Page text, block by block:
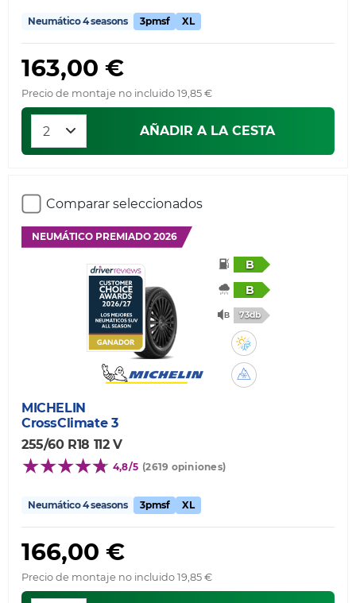
Neumático 4 seasons 3pmsf XL
163,00 €
Precio de montaje no incluido 19,85 €
AÑADIR A LA CESTA
Comparar seleccionados
NEUMÁTICO PREMIADO 2026
B
B
73db
MICHELIN
CrossClimate 3
255/60 R18 112 V
4,8/5 (2619 opiniones)
Neumático 4 seasons 3pmsf XL
166,00 €
Precio de montaje no incluido 19,85 €